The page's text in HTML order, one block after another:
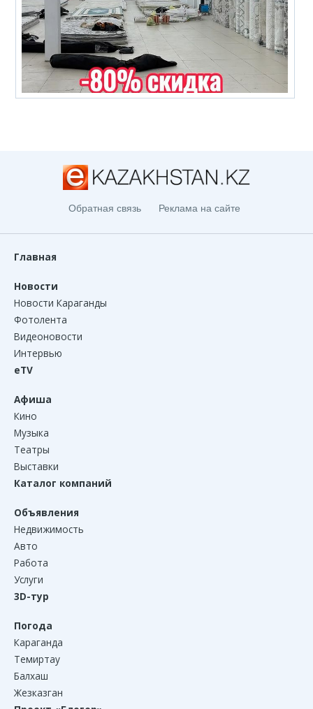
Обратная связь Реклама на сайте
Главная
Новости
Новости Караганды
Фотолента
Видеоновости
Интервью
eTV
Афиша
Кино
Музыка
Театры
Выставки
Каталог компаний
Объявления
Недвижимость
Авто
Работа
Услуги
3D-тур
Погода
Караганда
Темиртау
Балхаш
Жезказган